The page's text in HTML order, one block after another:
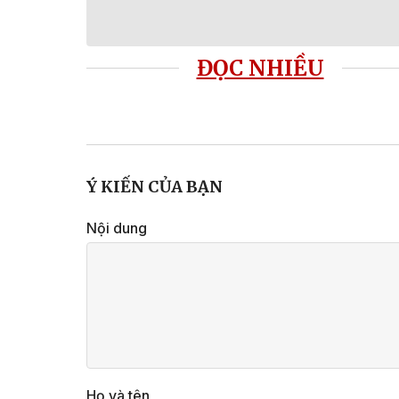
ĐỌC NHIỀU
Ý KIẾN CỦA BẠN
Nội dung
Họ và tên